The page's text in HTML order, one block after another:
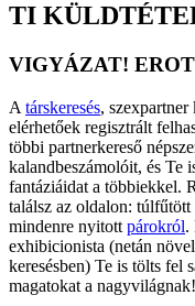
TI
VIGYÁZAT!
A társkeresés,
elérhetőek regisztrált
többi partnerkereső
kalandbeszámolóit, és Te
fantáziáidat a többiekkel.
találsz az oldalon: túlfűtött
mindenre nyitott párokról.
exhibicionista (netán
keresésben) Te is tölts fel
magatokat a nagyvilágnak!